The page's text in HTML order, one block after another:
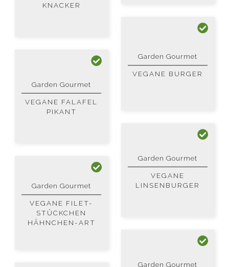
KNACKER
Garden Gourmet
VEGANE BURGER
Garden Gourmet
VEGANE FALAFEL
PIKANT
Garden Gourmet
VEGANE
LINSENBURGER
Garden Gourmet
VEGANE FILET-
STÜCKCHEN
HÄHNCHEN-ART
Garden Gourmet